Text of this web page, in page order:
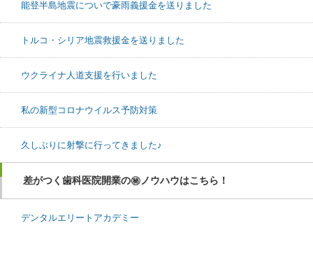
能登半島地震についで豪雨義援金を送りました
トルコ・シリア地震救援金を送りました
ウクライナ人道支援を行いました
私の新型コロナウイルス予防対策
久しぶりに射撃に行ってきました♪
差がつく歯科医院開業の㊙ノウハウはこちら！
デンタルエリートアカデミー